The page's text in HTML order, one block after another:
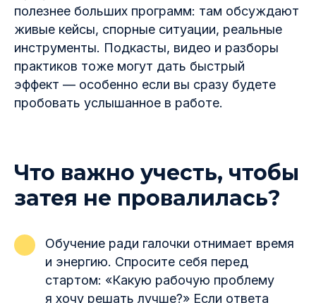
полезнее больших программ: там обсуждают
живые кейсы, спорные ситуации, реальные
инструменты. Подкасты, видео и разборы
практиков тоже могут дать быстрый
эффект — особенно если вы сразу будете
пробовать услышанное в работе.
Что важно учесть, чтобы
затея не провалилась?
Обучение ради галочки отнимает время
и энергию. Спросите себя перед
стартом: «Какую рабочую проблему
я хочу решать лучше?» Если ответа